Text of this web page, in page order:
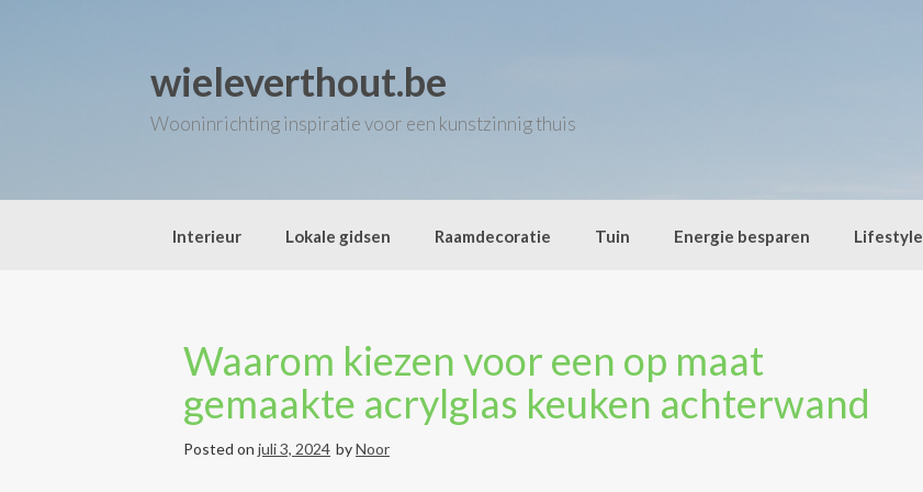
wieleverthout.be
Wooninrichting inspiratie voor een kunstzinnig thuis
Interieur Lokale gidsen Raamdecoratie Tuin Energie besparen Lifestyle
Waarom kiezen voor een op maat
gemaakte acrylglas keuken achterwand
Posted on juli 3, 2024 byNoor